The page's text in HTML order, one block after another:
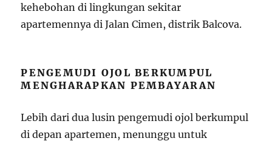
kehebohan di lingkungan sekitar
apartemennya di Jalan Cimen, distrik Balcova.
PENGEMUDI OJOL BERKUMPUL
MENGHARAPKAN PEMBAYARAN
Lebih dari dua lusin pengemudi ojol berkumpul
di depan apartemen, menunggu untuk